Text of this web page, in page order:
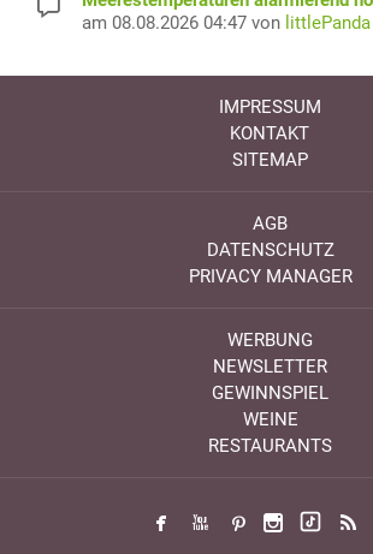
am 08.08.2026 04:47 von littlePanda
IMPRESSUM
KONTAKT
SITEMAP
AGB
DATENSCHUTZ
PRIVACY MANAGER
WERBUNG
NEWSLETTER
GEWINNSPIEL
WEINE
RESTAURANTS